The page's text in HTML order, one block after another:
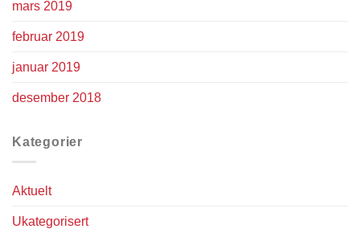
mars 2019
februar 2019
januar 2019
desember 2018
Kategorier
Aktuelt
Ukategorisert